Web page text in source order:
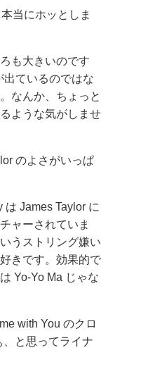
当にホッとしま
も大きいのです
出ているのではな
なんか、ちょっと
ような気がしませ
のよさがいっぱ
は James Taylor に
ャーされていま
うストリング嫌い
きです。効果的で
Yo-Yo Ma じゃな
with You のクロ
と思ってライナ